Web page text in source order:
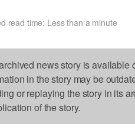
read time: Less than a minute
news story is available
in the story may be
or replaying the story in its
of the story.